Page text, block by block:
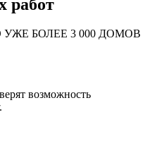
работ
БОЛЕЕ 3 000 ДОМОВ
57
78
возможность